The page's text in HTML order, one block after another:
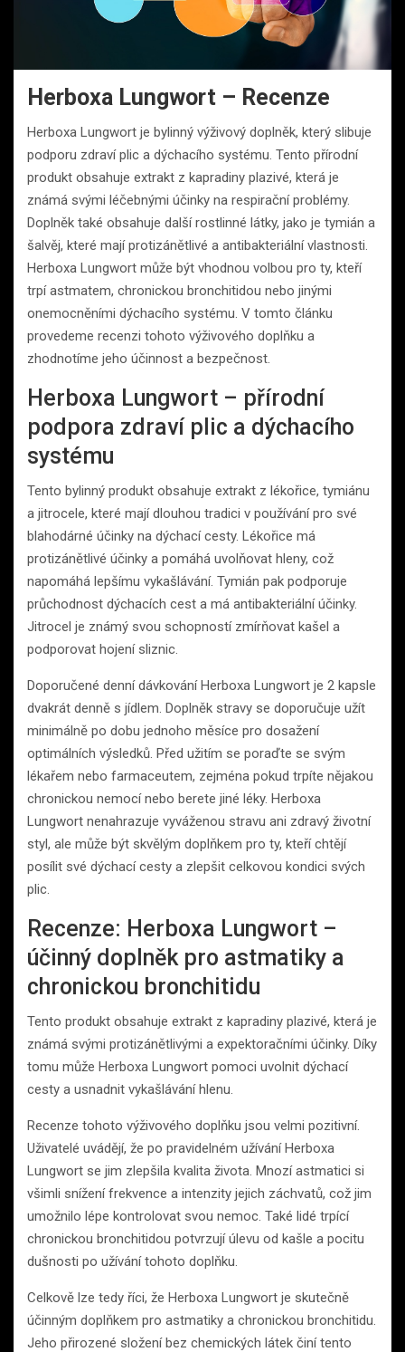
Herboxa Lungwort – Recenze
Herboxa Lungwort je bylinný výživový doplněk, který slibuje
podporu zdraví plic a dýchacího systému. Tento přírodní
produkt obsahuje extrakt z kapradiny plazivé, která je
známá svými léčebnými účinky na respirační problémy.
Doplněk také obsahuje další rostlinné látky, jako je tymián a
šalvěj, které mají protizánětlivé a antibakteriální vlastnosti.
Herboxa Lungwort může být vhodnou volbou pro ty, kteří
trpí astmatem, chronickou bronchitidou nebo jinými
onemocněními dýchacího systému. V tomto článku
provedeme recenzi tohoto výživového doplňku a
zhodnotíme jeho účinnost a bezpečnost.
Herboxa Lungwort – přírodní
podpora zdraví plic a dýchacího
systému
Tento bylinný produkt obsahuje extrakt z lékořice, tymiánu
a jitrocele, které mají dlouhou tradici v používání pro své
blahodárné účinky na dýchací cesty. Lékořice má
protizánětlivé účinky a pomáhá uvolňovat hleny, což
napomáhá lepšímu vykašlávání. Tymián pak podporuje
průchodnost dýchacích cest a má antibakteriální účinky.
Jitrocel je známý svou schopností zmírňovat kašel a
podporovat hojení sliznic.
Doporučené denní dávkování Herboxa Lungwort je 2 kapsle
dvakrát denně s jídlem. Doplněk stravy se doporučuje užít
minimálně po dobu jednoho měsíce pro dosažení
optimálních výsledků. Před užitím se poraďte se svým
lékařem nebo farmaceutem, zejména pokud trpíte nějakou
chronickou nemocí nebo berete jiné léky. Herboxa
Lungwort nenahrazuje vyváženou stravu ani zdravý životní
styl, ale může být skvělým doplňkem pro ty, kteří chtějí
posílit své dýchací cesty a zlepšit celkovou kondici svých
plic.
Recenze: Herboxa Lungwort –
účinný doplněk pro astmatiky a
chronickou bronchitidu
Tento produkt obsahuje extrakt z kapradiny plazivé, která je
známá svými protizánětlivými a expektoračními účinky. Díky
tomu může Herboxa Lungwort pomoci uvolnit dýchací
cesty a usnadnit vykašlávání hlenu.
Recenze tohoto výživového doplňku jsou velmi pozitivní.
Uživatelé uvádějí, že po pravidelném užívání Herboxa
Lungwort se jim zlepšila kvalita života. Mnozí astmatici si
všimli snížení frekvence a intenzity jejich záchvatů, což jim
umožnilo lépe kontrolovat svou nemoc. Také lidé trpící
chronickou bronchitidou potvrzují úlevu od kašle a pocitu
dušnosti po užívání tohoto doplňku.
Celkově lze tedy říci, že Herboxa Lungwort je skutečně
účinným doplňkem pro astmatiky a chronickou bronchitidu.
Jeho přirozené složení bez chemických látek činí tento